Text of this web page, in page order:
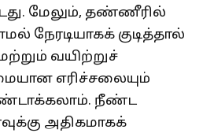
மேலும், தண்ணீரில்
நேரடியாகக் குடித்தால்
வயிற்றுச்
எரிச்சலையும்
நீண்ட
அதிகமாகக்